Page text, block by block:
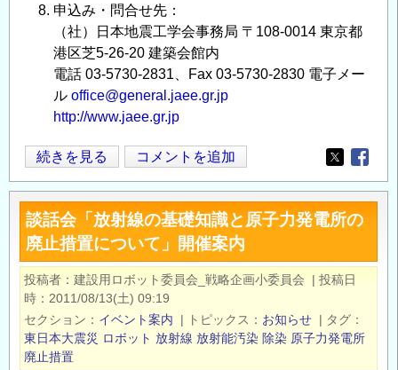
申込み・問合せ先：
（社）日本地震工学会事務局 〒108-0014 東京都
港区芝5-26-20 建築会館内
電話 03-5730-2831、Fax 03-5730-2830 電子メー
ル office@general.jaee.gr.jp
http://www.jaee.gr.jp
日
本
地
震
工
学
会
「原
子
力
続きを見る コメントを追加
Opens in
談話会「放射線の基礎知識と原子力発電所の
廃止措置について」開催案内
投稿者 建設用ロボット委員会_戦略企画小委員会 | 投稿日
時
2011/08/13(土) 09:19
セクション
イベント案内 | トピックス お知らせ | タグ
東日本大震災 ロボット 放射線 放射能汚染 除染 原子力発電所
廃止措置